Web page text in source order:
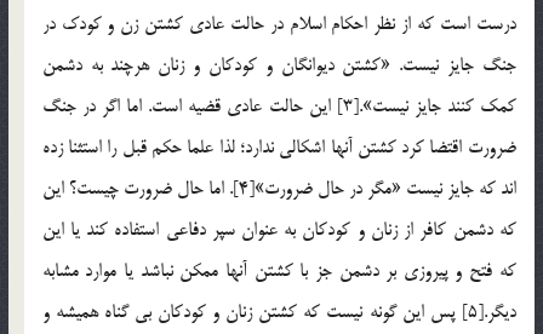
درست است كه از نظر احكام اسلام در حالت عادي كشتن زن و كودك در
جنگ جايز نيست. «كشتن ديوانگان و كودكان و زنان هرچند به دشمن
كمك كنند جايز نيست».[3] اين حالت عادي قضيه است. اما اگر در جنگ
ضرورت اقتضا كرد كشتن آنها اشكالي ندارد؛ لذا علما حكم قبل را استثنا زده
اند كه جايز نيست «مگر در حال ضرورت»[4]. اما حال ضرورت چيست؟ اين
كه دشمن كافر از زنان و كودكان به عنوان سپر دفاعي استفاده كند يا اين
كه فتح و پيروزي بر دشمن جز با كشتن آنها ممكن نباشد يا موارد مشابه
ديگر.[5] پس اين گونه نيست كه كشتن زنان و كودكان بي گناه هميشه و